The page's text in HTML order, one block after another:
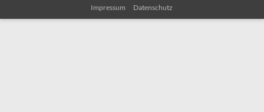
Impressum
Datenschutz